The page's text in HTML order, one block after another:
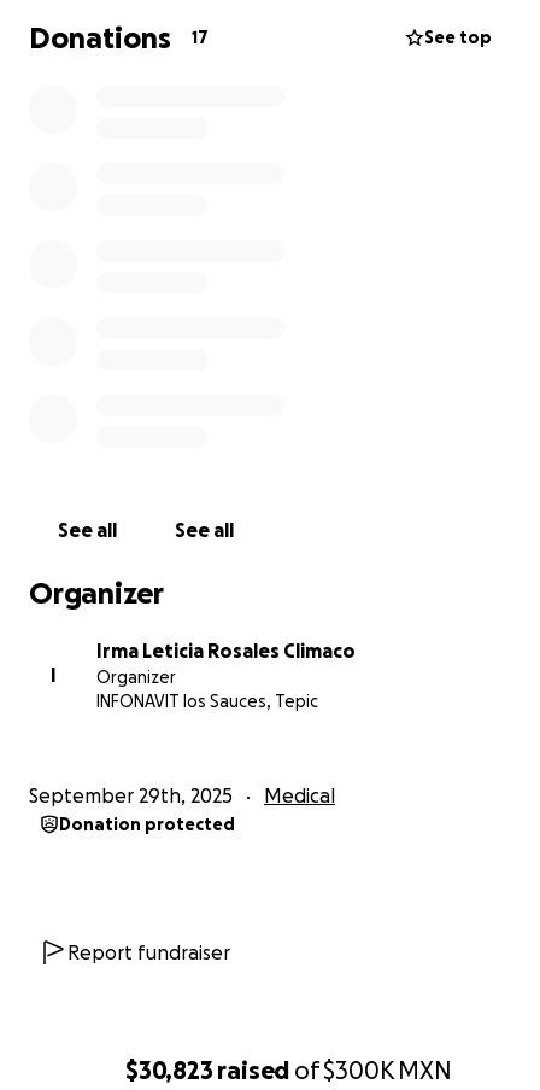
$30,823 raised of$300K MXN
nombre de mi esposo Santiago. Él es una persona
buena, honesta, trabajadora, un buen esposo,
Donations 17 See top
See all See all
Organizer
I
Irma Leticia Rosales Climaco
Organizer
INFONAVIT los Sauces, Tepic
September 29th, 2025 Medical
Donation protected
Report fundraiser